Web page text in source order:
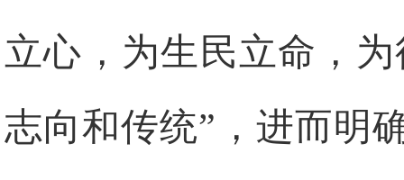
立心，为生民立命，
志向和传统”，进而明